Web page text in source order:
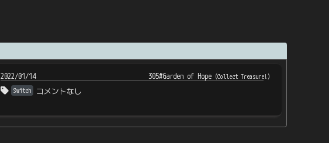
2022/01/14 305#Garden of Hope(Collect Treasure!)
Switch
コメントなし